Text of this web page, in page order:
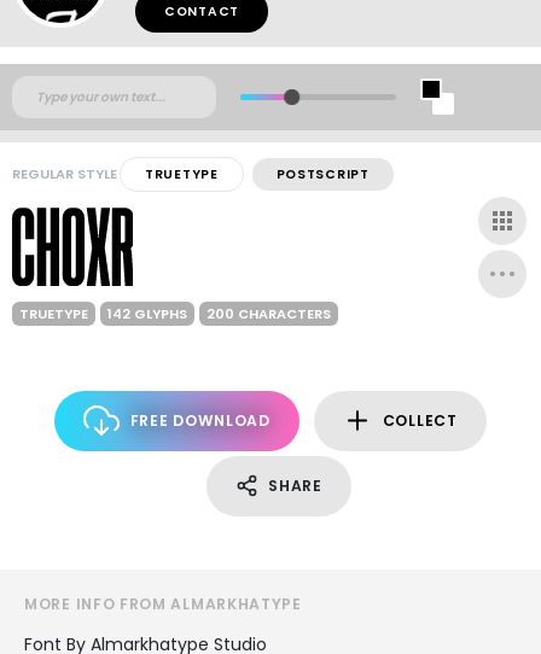
CONTACT
REGULAR STYLE TRUETYPE POSTSCRIPT
TRUETYPE 142 GLYPHS 200 CHARACTERS
FREE DOWNLOAD COLLECT
SHARE
MORE INFO FROM ALMARKHATYPE
Font By Almarkhatype Studio